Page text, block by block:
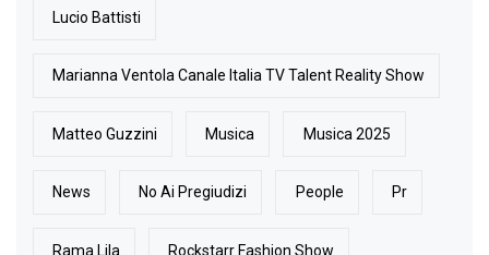
Lucio Battisti
Marianna Ventola Canale Italia TV Talent Reality Show
Matteo Guzzini Musica Musica 2025
News No Ai Pregiudizi People Pr
Rama Lila Rockstarr Fashion Show